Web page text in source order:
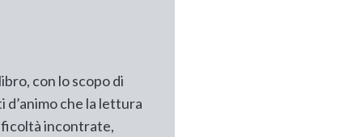
con lo scopo di
che la lettura
incontrate,